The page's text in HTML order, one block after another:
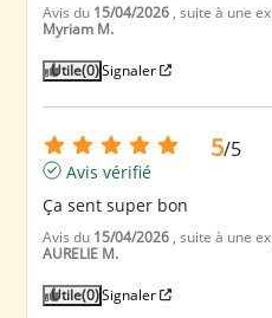
Avis du 15/04/2026 , suite à une
Myriam M.
Utile(0)Signaler
5/5
Avis vérifié
Ça sent super bon
Avis du 15/04/2026 , suite à une
AURELIE M.
Utile(0)Signaler